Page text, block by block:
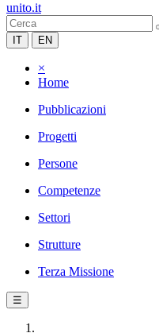
unito.it
IT EN
×
Home
Pubblicazioni
Progetti
Persone
Competenze
Settori
Strutture
Terza Missione
☰